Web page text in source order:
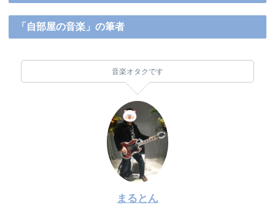
「自部屋の音楽」の筆者
音楽オタクです
まるとん